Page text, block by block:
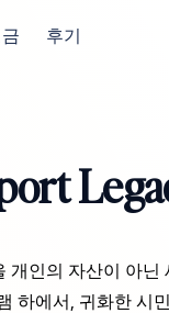
후기
인의 자산이 아닌
하에서, 귀화한 시